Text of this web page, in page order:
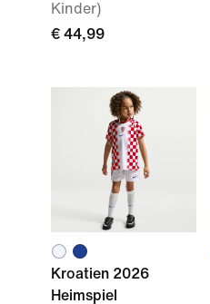
Kinder)
€ 44,99
Kroatien 2026
Heimspiel